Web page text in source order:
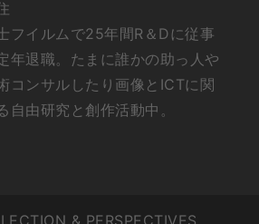
フイルムで25年間R＆Dに従事
年退職。たまに誰かの助っ人や
コンサルしたり画像とICTに関
自由研究と創作活動中。
& PERSPECTIVES.